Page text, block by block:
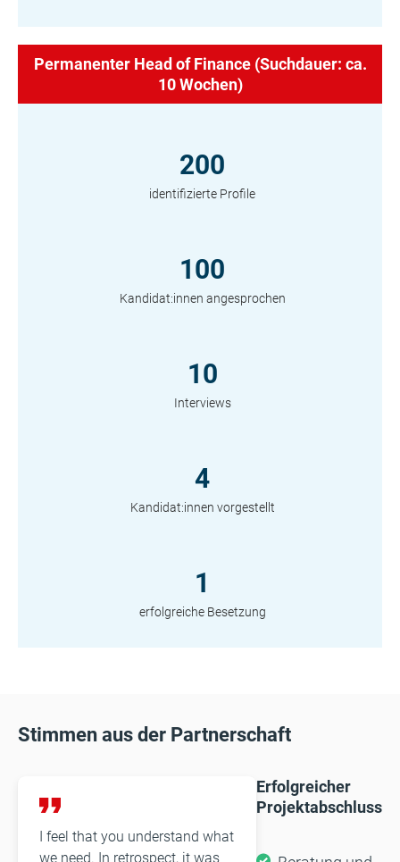
Permanenter Head of Finance (Suchdauer: ca.
10 Wochen)
200
identifizierte Profile
100
Kandidat:innen angesprochen
10
Interviews
4
Kandidat:innen vorgestellt
1
erfolgreiche Besetzung
Stimmen aus der Partnerschaft
I feel that you understand what
we need. In retrospect, it was
Erfolgreicher
Projektabschluss